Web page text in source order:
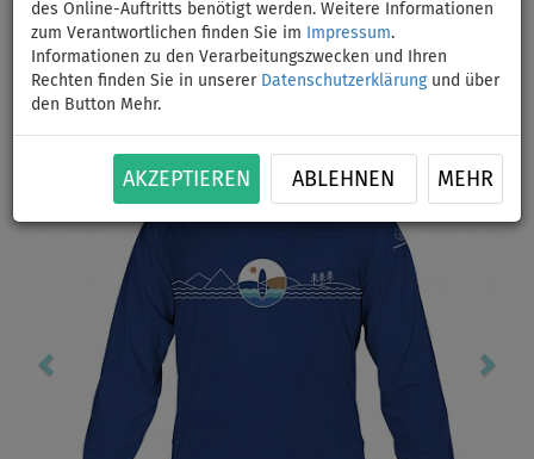
des Online-Auftritts benötigt werden. Weitere Informationen
zum Verantwortlichen finden Sie im
Impressum.
Informationen zu den Verarbeitungszwecken und Ihren
Rechten finden Sie in unserer Datenschutzerklärungund über
den Button Mehr.
AKZEPTIEREN ABLEHNEN MEHR
BIS
-16 %
UNSER
TIPP
Previous